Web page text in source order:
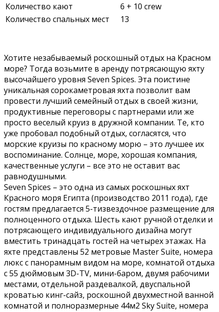
Количество кают
6 + 10 crew
Количество спальных мест
13
Хотите незабываемый роскошный отдых на Красном
море? Тогда возьмите в аренду потрясающую яхту
высочайшего уровня Seven Spices. Эта поистине
уникальная сорокаметровая яхта позволит вам
провести лучший семейный отдых в своей жизни,
продуктивные переговоры с партнерами или же
просто веселый круиз в дружной компании. Те, кто
уже пробовал подобный отдых, согласятся, что
морские круизы по красному морю – это лучшее их
воспоминание. Солнце, море, хорошая компания,
качественные услуги – все это не оставит вас
равнодушными.
Seven Spices – это одна из самых роскошных яхт
Красного моря Египта (производство 2011 года), где
гостям предлагается 5-тизвездочное размещение для
полноценного отдыха. Шесть кают ручной отделки и
потрясающего индивидуального дизайна могут
вместить тринадцать гостей на четырех этажах. На
яхте представлены 52 метровые Master Suite, номера
люкс с панорамным видом на море, комнатой отдыха
с 55 дюймовым 3D-TV, мини-баром, двумя рабочими
местами, отдельной раздевалкой, двуспальной
кроватью кинг-сайз, роскошной двухместной ванной
комнатой и полноразмерные 44м2 Sky Suite, номера